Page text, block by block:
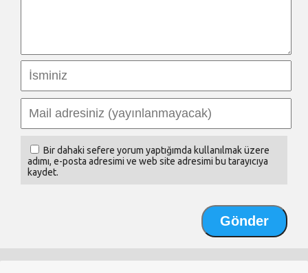
Bir dahaki sefere yorum yaptığımda kullanılmak üzere
adımı, e-posta adresimi ve web site adresimi bu tarayıcıya
kaydet.